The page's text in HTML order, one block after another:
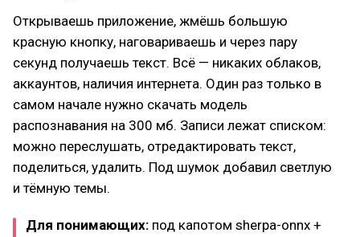
Открываешь приложение, жмёшь большую
красную кнопку, наговариваешь и через пару
секунд получаешь текст. Всё — никаких облаков,
аккаунтов, наличия интернета. Один раз только в
самом начале нужно скачать модель
распознавания на 300 мб. Записи лежат списком:
можно переслушать, отредактировать текст,
поделиться, удалить. Под шумок добавил светлую
и тёмную темы.
Для понимающих: под капотом sherpa-onnx +